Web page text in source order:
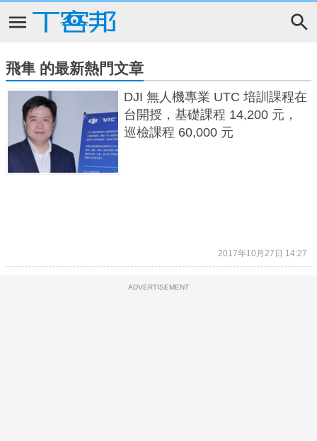
飛隼 的最新熱門文章
DJI 無人機專業 UTC 培訓課程在
台開授，基礎課程 14,200 元，
巡檢課程 60,000 元
2017年10月27日 14:27
ADVERTISEMENT